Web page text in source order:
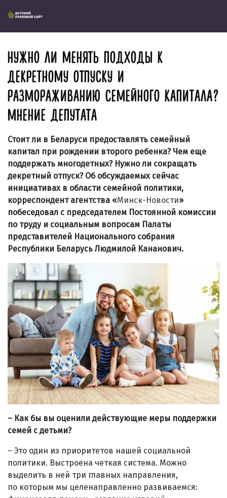
НУЖНО ЛИ МЕНЯТЬ ПОДХОДЫ К
ДЕКРЕТНОМУ ОТПУСКУ И
РАЗМОРАЖИВАНИЮ СЕМЕЙНОГО КАПИТАЛА?
МНЕНИЕ ДЕПУТАТА
Стоит ли в Беларуси предоставлять семейный
капитал при рождении второго ребенка? Чем еще
поддержать многодетных? Нужно ли сокращать
декретный отпуск? Об обсуждаемых сейчас
инициативах в области семейной политики,
корреспондент агентства «Минск-Новости»
побеседовал с председателем Постоянной комиссии
по труду и социальным вопросам Палаты
представителей Национального собрания
Республики Беларусь Людмилой Кананович.
– Как бы вы оценили действующие меры поддержки
семей с детьми?
– Это один из приоритетов нашей социальной
политики. Выстроена четкая система. Можно
выделить в ней три главных направления,
по которым мы целенаправленно развиваемся: